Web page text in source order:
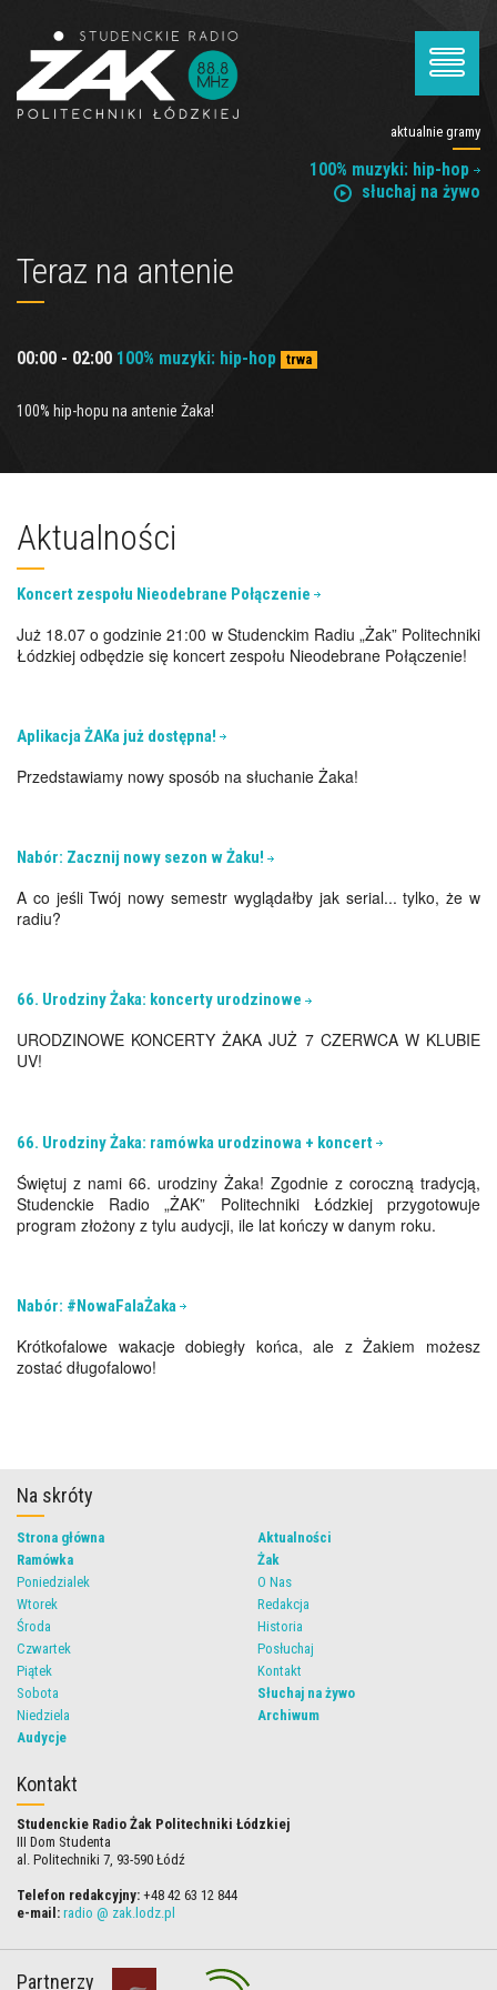
aktualnie gramy
100% muzyki: hip-hop
słuchaj na żywo
Teraz na antenie
00:00 - 02:00 100% muzyki: hip-hop trwa
100% hip-hopu na antenie Żaka!
Aktualności
Koncert zespołu Nieodebrane Połączenie
Już 18.07 o godzinie 21:00 w Studenckim Radiu „Żak” Politechniki
Łódzkiej odbędzie się koncert zespołu Nieodebrane Połączenie!
Aplikacja ŻAKa już dostępna!
Przedstawiamy nowy sposób na słuchanie Żaka!
Nabór: Zacznij nowy sezon w Żaku!
A co jeśli Twój nowy semestr wyglądałby jak serial... tylko, że w
radiu?
66. Urodziny Żaka: koncerty urodzinowe
URODZINOWE KONCERTY ŻAKA JUŻ 7 CZERWCA W KLUBIE
UV!
66. Urodziny Żaka: ramówka urodzinowa + koncert
Świętuj z nami 66. urodziny Żaka! Zgodnie z coroczną tradycją,
Studenckie Radio „ŻAK” Politechniki Łódzkiej przygotowuje
program złożony z tylu audycji, ile lat kończy w danym roku.
Nabór: #NowaFalaŻaka
Krótkofalowe wakacje dobiegły końca, ale z Żakiem możesz
zostać długofalowo!
Na skróty
Strona główna
Ramówka
Poniedzialek
Wtorek
Środa
Czwartek
Piątek
Sobota
Niedziela
Audycje
Aktualności
Żak
O Nas
Redakcja
Historia
Posłuchaj
Kontakt
Słuchaj na żywo
Archiwum
Kontakt
Studenckie Radio Żak Politechniki Łódzkiej
III Dom Studenta
al. Politechniki 7, 93-590 Łódź
Telefon redakcyjny: +48 42 63 12 844
e-mail: radio @ zak.lodz.pl
Partnerzy